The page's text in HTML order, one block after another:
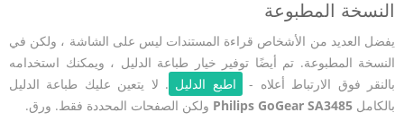
النسخة المطبوعة
يفضل العديد من الأشخاص قراءة المستندات ليس على الشاشة ، ولكن في
النسخة المطبوعة. تم أيضًا توفير خيار طباعة الدليل ، ويمكنك استخدامه
بالنقر فوق الارتباط أعلاه -
اطبع الدليل . لا يتعين عليك طباعة الدليل
بالكامل Philips GoGear SA3485 ولكن الصفحات المحددة فقط. ورق.